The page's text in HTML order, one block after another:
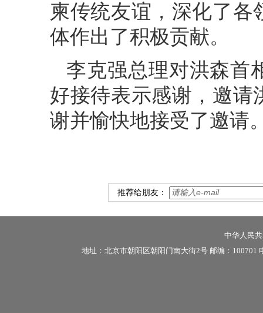
柬传统友谊，深化了各
体作出了积极贡献。
李克强总理对洪森首
好接待表示感谢，邀请
谢并愉快地接受了邀请
推荐给朋友：
中华人民
地址：北京市朝阳区朝阳门南大街2号 邮编：100701